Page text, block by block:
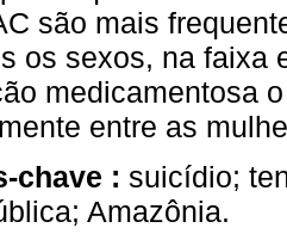
são mais
os sexos, na faixa
medicamentosa
entre as
chave : suicídio;
Amazônia.